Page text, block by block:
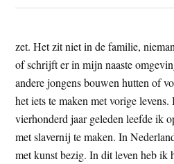
zet. Het zit niet in de familie,
of schrijft er in mijn naaste
andere jongens bouwen hutten of
het iets te maken met vorige
vierhonderd jaar geleden leefde ik
met slavernij te maken. In
met kunst bezig. In dit leven heb ik